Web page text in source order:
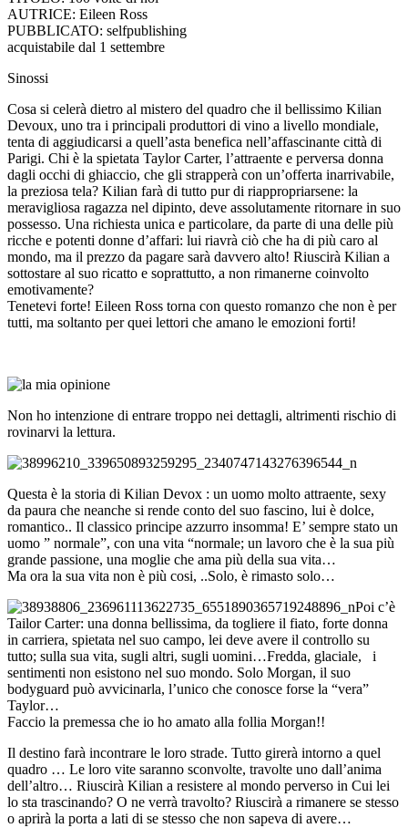
AUTRICE: Eileen Ross
PUBBLICATO: selfpublishing
acquistabile dal 1 settembre
Sinossi
Cosa si celerà dietro al mistero del quadro che il bellissimo Kilian
Devoux, uno tra i principali produttori di vino a livello mondiale,
tenta di aggiudicarsi a quell’asta benefica nell’affascinante città di
Parigi. Chi è la spietata Taylor Carter, l’attraente e perversa donna
dagli occhi di ghiaccio, che gli strapperà con un’offerta inarrivabile,
la preziosa tela? Kilian farà di tutto pur di riappropriarsene: la
meravigliosa ragazza nel dipinto, deve assolutamente ritornare in suo
possesso. Una richiesta unica e particolare, da parte di una delle più
ricche e potenti donne d’affari: lui riavrà ciò che ha di più caro al
mondo, ma il prezzo da pagare sarà davvero alto! Riuscirà Kilian a
sottostare al suo ricatto e soprattutto, a non rimanerne coinvolto
emotivamente?
Tenetevi forte! Eileen Ross torna con questo romanzo che non è per
tutti, ma soltanto per quei lettori che amano le emozioni forti!
Non ho intenzione di entrare troppo nei dettagli, altrimenti rischio di
rovinarvi la lettura.
Questa è la storia di Kilian Devox : un uomo molto attraente, sexy
da paura che neanche si rende conto del suo fascino, lui è dolce,
romantico.. Il classico principe azzurro insomma! E’ sempre stato un
uomo ” normale”, con una vita “normale; un lavoro che è la sua più
grande passione, una moglie che ama più della sua vita…
Ma ora la sua vita non è più cosi, ..Solo, è rimasto solo…
Poi c’è
Tailor Carter: una donna bellissima, da togliere il fiato, forte donna
in carriera, spietata nel suo campo, lei deve avere il controllo su
tutto; sulla sua vita, sugli altri, sugli uomini…Fredda, glaciale, i
sentimenti non esistono nel suo mondo. Solo Morgan, il suo
bodyguard può avvicinarla, l’unico che conosce forse la “vera”
Taylor…
Faccio la premessa che io ho amato alla follia Morgan!!
Il destino farà incontrare le loro strade. Tutto girerà intorno a quel
quadro … Le loro vite saranno sconvolte, travolte uno dall’anima
dell’altro… Riuscirà Kilian a resistere al mondo perverso in Cui lei
lo sta trascinando? O ne verrà travolto? Riuscirà a rimanere se stesso
o aprirà la porta a lati di se stesso che non sapeva di avere…